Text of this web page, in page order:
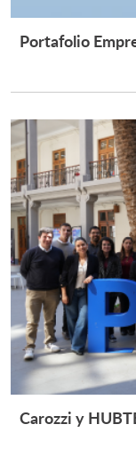
Portafolio
Carozzi y